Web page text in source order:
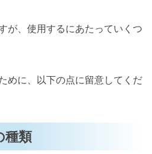
が、使用するにあたっていくつ
めに、以下の点に留意してくだ
種類